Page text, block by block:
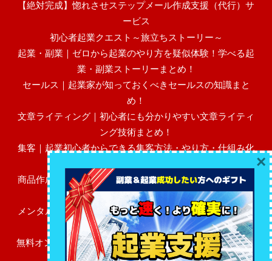
【絶対完成】惚れさせステップメール作成支援（代行）サ
ービス
初心者起業クエスト～旅立ちストーリー～
起業・副業｜ゼロから起業のやり方を疑似体験！学べる起
業・副業ストーリーまとめ！
セールス｜起業家が知っておくべきセールスの知識まと
め！
文章ライティング｜初心者にも分かりやすい文章ライティ
ング技術まとめ！
集客｜起業初心者からできる集客方法・やり方・仕組み化
商品作成｜初心者にも分かりやすい売れる高額商品作成・
作り方まとめ！
メンタル・マインド｜起業初心者に必要なビジネスメンタ
ル・マインドまとめ！
無料オンラインサロン（FBグループ）「初心者起業レベル
アップ広場」
×